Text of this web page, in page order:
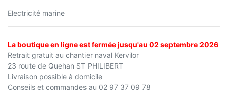
Electricité marine
La boutique en ligne est fermée jusqu'au 02 septembre 2026
Retrait gratuit au chantier naval Kervilor
23 route de Quehan ST PHILIBERT
Livraison possible à domicile
Conseils et commandes au 02 97 37 09 78